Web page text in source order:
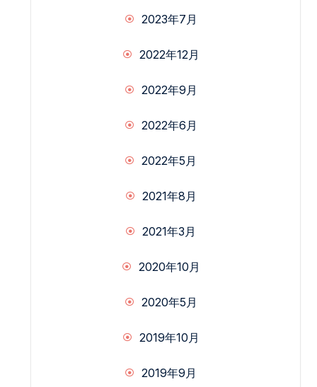
2023年7月
2022年12月
2022年9月
2022年6月
2022年5月
2021年8月
2021年3月
2020年10月
2020年5月
2019年10月
2019年9月